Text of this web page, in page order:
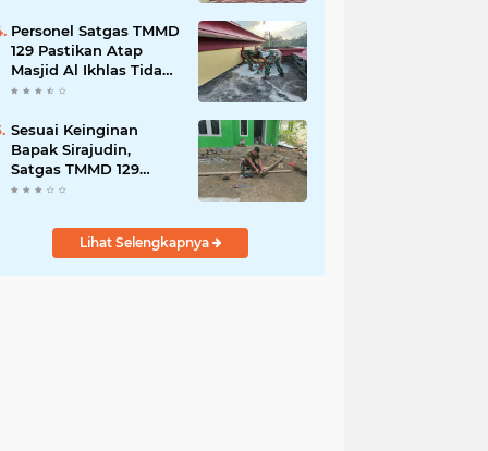
Personel Satgas TMMD
129 Pastikan Atap
Masjid Al Ikhlas Tidak
Bocor Lagi
Sesuai Keinginan
Bapak Sirajudin,
Satgas TMMD 129
Ubah Tampilan
Lihat Selengkapnya